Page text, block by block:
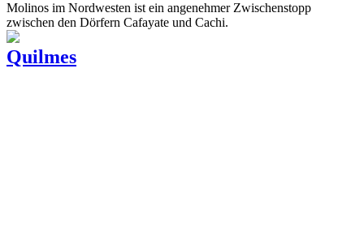
Molinos im Nordwesten ist ein angenehmer Zwischenstopp
zwischen den Dörfern Cafayate und Cachi.
Quilmes